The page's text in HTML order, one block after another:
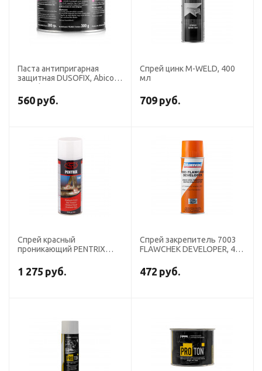
Паста антипригарная
защитная DUSOFIX, Abicor
560 руб.
Спрей цинк M-WELD, 400
мл
709 руб.
Спрей красный
проникающий PENTRIX
1 275 руб.
Спрей закрепитель 7003
FLAWCHEK DEVELOPER, 425
472 руб.